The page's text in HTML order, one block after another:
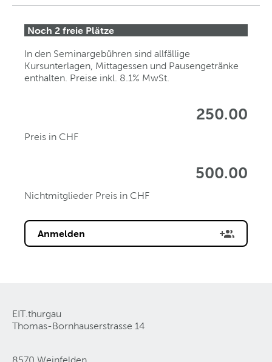
Noch 2 freie Plätze
In den Seminargebühren sind allfällige
Kursunterlagen, Mittagessen und Pausengetränke
enthalten. Preise inkl. 8.1% MwSt.
250.00
Preis in CHF
500.00
Nichtmitglieder Preis in CHF
Anmelden
EIT.thurgau
Thomas-Bornhauserstrasse 14